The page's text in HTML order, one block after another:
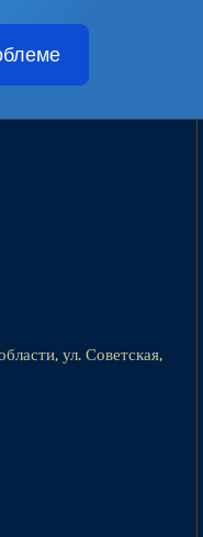
ул. Советская,